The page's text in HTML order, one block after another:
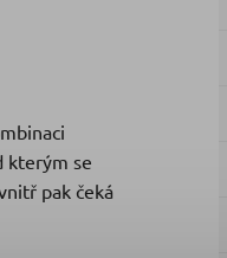
kterým se
pak čeká